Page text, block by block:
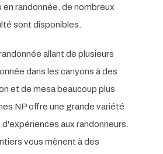
en randonnée, de nombreux
sont disponibles.
allant de plusieurs
dans les canyons à des
et de mesa beaucoup plus
NP offre une grande variété
aux randonneurs.
vous mènent à des